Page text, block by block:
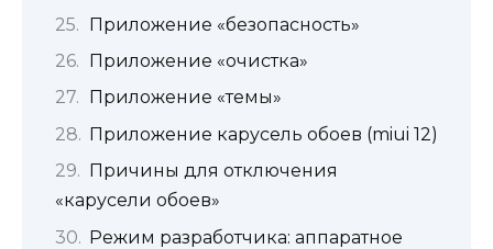
Приложение «безопасность»
Приложение «очистка»
Приложение «темы»
Приложение карусель обоев (miui 12)
Причины для отключения
«карусели обоев»
Режим разработчика: аппаратное